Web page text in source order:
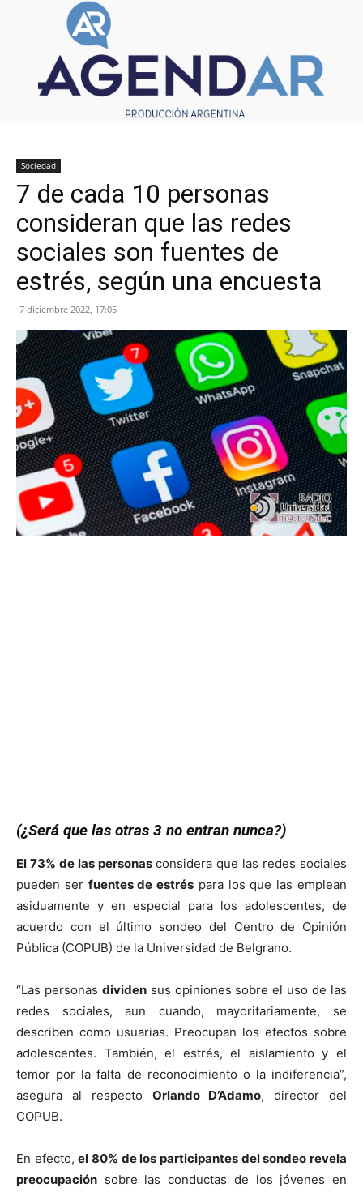
Sociedad
7 de cada 10 personas
consideran que las redes
sociales son fuentes de
estrés, según una encuesta
7 diciembre 2022, 17:05
(¿Será que las otras 3 no entran nunca?)
El 73% de las personasconsidera que las redes sociales
pueden ser fuentes de estrés para los que las emplean
asiduamente y en especial para los adolescentes, de
acuerdo con el último sondeo del Centro de Opinión
Pública (COPUB) de la Universidad de Belgrano.
“Las personas dividensus opiniones sobre el uso de las
redes sociales, aun cuando, mayoritariamente, se
describen como usuarias. Preocupan los efectos sobre
adolescentes. También, el estrés, el aislamiento y el
temor por la falta de reconocimiento o la indiferencia”,
asegura al respecto Orlando D’Adamo, director del
COPUB.
En efecto,el 80% de los participantes del sondeo revela
preocupación sobre las conductas de los jóvenes en